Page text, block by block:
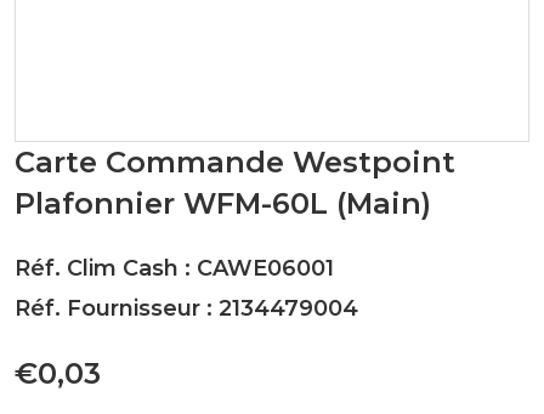
Carte Commande Westpoint
Plafonnier WFM-60L (Main)
Réf. Clim Cash : CAWE06001
Réf. Fournisseur : 2134479004
€0,03